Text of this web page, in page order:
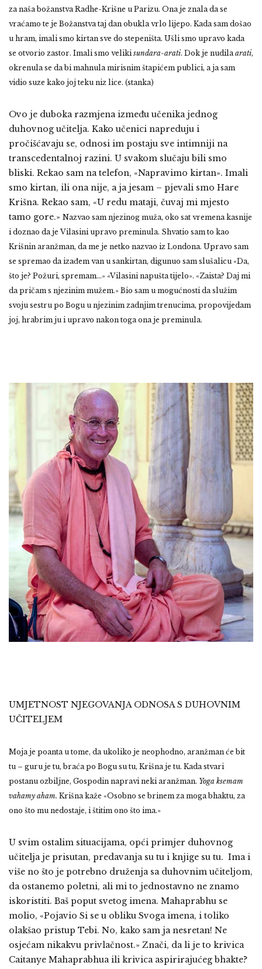
za naša božanstva Radhe-Krišne u Parizu. Ona je znala da se
vraćamo te je Božanstva taj dan obukla vrlo lijepo. Kada sam došao
u hram, imali smo kirtan sve do stepeništa. Ušli smo upravo kada
se otvorio zastor. Imali smo velikisundara-arati. Dok je nudilaarati,
okrenula se da bi mahnula mirisnim štapićem publici, a ja sam
vidio suze kako joj teku niz lice. (stanka)
Ovo je duboka razmjena između učenika jednog
duhovnog učitelja. Kako učenici napreduju i
pročišćavaju se, odnosi im postaju sve intimniji na
transcedentalnoj razini. U svakom slučaju bili smo
bliski. Rekao sam na telefon, «Napravimo kirtan». Imali
smo kirtan, ili ona nije, a ja jesam – pjevali smo Hare
Krišna. Rekao sam, «U redu mataji, čuvaj mi mjesto
tamo gore.» Nazvao sam njezinog muža, oko sat vremena kasnije
i doznao da je Vilasini upravo preminula. Shvatio sam to kao
Krišnin aranžman, da me je netko nazvao iz Londona. Upravo sam
se spremao da izađem van u sankirtan, digunuo sam slušalicu «Da,
što je? Požuri, spremam…» «Vilasini napušta tijelo». «Zaista? Daj mi
da pričam s njezinim mužem.» Bio sam u mogućnosti da služim
svoju sestru po Bogu u njezinim zadnjim trenucima, propovijedam
joj, hrabrim ju i upravo nakon toga ona je preminula.
UMJETNOST NJEGOVANJA ODNOSA S DUHOVNIM
UČITELJEM
Moja je poanta u tome, da ukoliko je neophodno, aranžman će bit
tu – guru je tu, braća po Bogu su tu, Krišna je tu. Kada stvari
postanu ozbiljne, Gospodin napravi neki aranžman. Yoga ksemam
vahamy aham. Krišna kaže «Osobno se brinem za moga bhaktu, za
ono što mu nedostaje, i štitim ono što ima.»
U svim ostalim situacijama, opći primjer duhovnog
učitelja je prisutan, predavanja su tu i knjige su tu. Ima i
više no što je potrebno druženja sa duhovnim učiteljom,
da ostanemo poletni, ali mi to jednostavno ne znamo
iskoristiti. Baš poput svetog imena. Mahaprabhu se
molio, «Pojavio Si se u obliku Svoga imena, i toliko
olakšao pristup Tebi. No, kako sam ja nesretan! Ne
osjećam nikakvu privlačnost.» Znači, da li je to krivica
Caitanye Mahaprabhua ili krivica aspirirajućeg bhakte?